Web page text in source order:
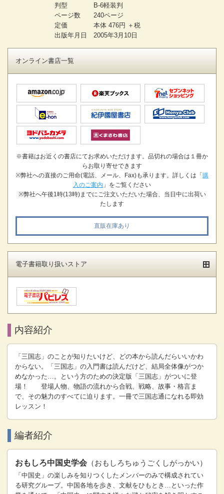
判型
B-6軽装判
ページ数
240ページ
定価
本体 476円 ＋税
出版年月日
2005年3月10日
オンライン書店一覧
※書籍はお近くの書店にてお求めいただけます。品切れの場合は１冊か
らお取り寄せできます
※弊社への直接のご用命(電話、メール、Fax)も承ります。詳しくは「 購
入のご案内 」をご覧ください
※弊社へ午後1時(13時)までにご注文いただいた場合、当日中に出荷い
たします
直販在庫あり
電子書籍取り扱いストア
内容紹介
「三国志」のことが知りたいけど、どの本から読んだらいいかわ
からない。「三国志」の入門書は読んだけど、結局全体像がつか
めなかった…。という方のための決定版「三国志」がついに登
場！ 登場人物、物語の流れから合戦、戦略、故事・格言ま
で、その魅力のすべてに迫ります。一冊で三国志通になれる即効
レッスン！
編者紹介
おもしろ中国史学会 （おもしろちゅうごくしがっかい）
「中国史」の楽しみを知りつくしたメンバーのみで構成されてい
る研究グループ。中国各地を歩き、文献をひもとき…といった作